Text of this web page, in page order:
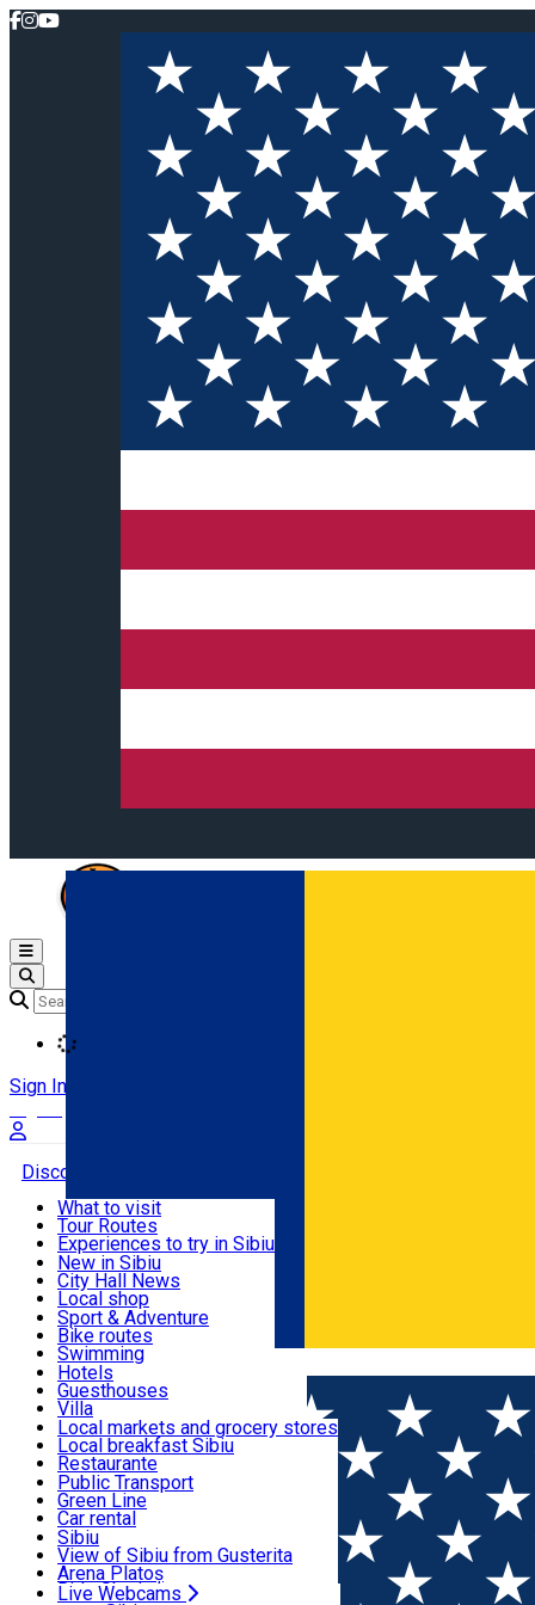
Română
Open main menu
Sign In
Discover
Useful info
Activities & Adventure
Accommodation
Food, Drinks & Nightlife
Transport & Parking
Live Webcams
What to visit
Tour Routes
Experiences to try in Sibiu
Podcast
Culture
Museums
Churches
Parks, Zoo
County of Sibiu
New in Sibiu
City Hall News
Local shop
Sibiu artisans
Sibiul Verde
Public services
Education
How do I get to Sibiu
Tourist Info
Tour Guides
Guided tours
Publicații locale
Beauty salons
Sport & Adventure
Bike routes
Swimming
Riding
Indoor activities
Loc de joacă indoor
Loc de joacă outdoor
Ski
Ice skating
Yoga
Hotels
Guesthouses
Villa
Hostels
Motel
Camping
Renting rooms
Rooms for rent
Accommodation outside Sibiu
Local markets and grocery stores
Local breakfast Sibiu
Restaurante
Pizza
Fast Food
Coffee
Sweets
Pub, Bar
Night clubs
Bakeries
Public Transport
Green Line
Car rental
Rent a bike
Scooter rentals
Taxi
Ride Sharing
Sibiu
View of Sibiu from Gusterita
Arena Platoș
Live Webcams